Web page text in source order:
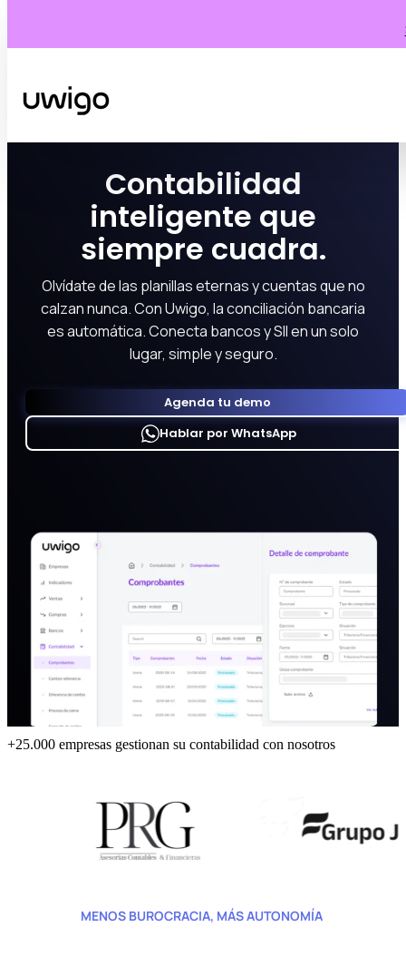
Contabilidad
inteligente que
siempre cuadra.
Olvídate de las planillas eternas y cuentas que no
calzan nunca. Con Uwigo, la conciliación bancaria
es automática. Conecta bancos y SII en un solo
lugar, simple y seguro.
Agenda tu demo
Hablar por WhatsApp
+25.000 empresas gestionan su contabilidad con nosotros
MENOS BUROCRACIA, MÁS AUTONOMÍA